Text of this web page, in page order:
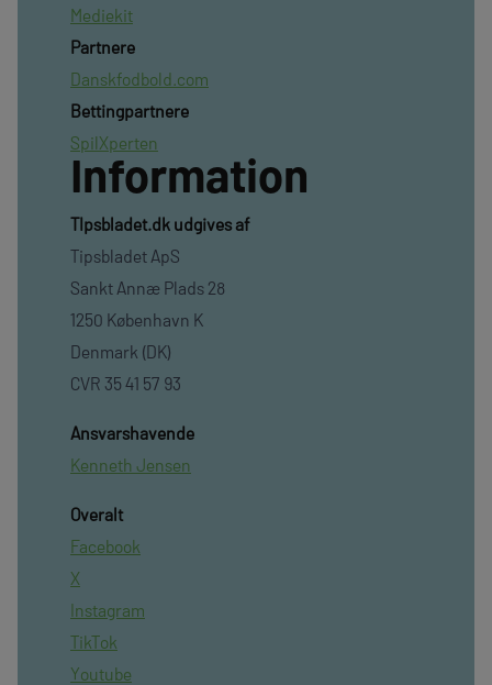
Mediekit
Partnere
Danskfodbold.com
Bettingpartnere
SpilXperten
Information
TIpsbladet.dk udgives af
Tipsbladet ApS
Sankt Annæ Plads 28
1250 København K
Denmark (DK)
CVR 35 41 57 93
Ansvarshavende
Kenneth Jensen
Overalt
Facebook
X
Instagram
TikTok
Youtube